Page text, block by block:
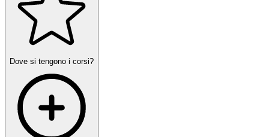
Dove si tengono i corsi?